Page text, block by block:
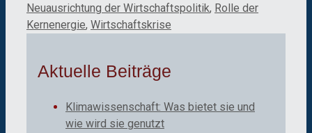
Neuausrichtung der Wirtschaftspolitik, Rolle der
Kernenergie, Wirtschaftskrise
Aktuelle Beiträge
Klimawissenschaft: Was bietet sie und
wie wird sie genutzt